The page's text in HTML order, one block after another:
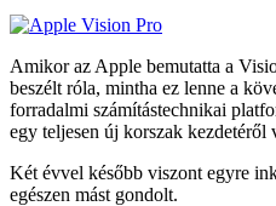
Amikor az Apple bemutatta a
beszélt róla, mintha ez lenne a
forradalmi számítástechnikai
egy teljesen új korszak kezdetéről
Két évvel később viszont egyre
egészen mást gondolt.